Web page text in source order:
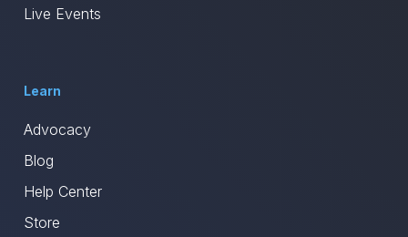
Live Events
Learn
Advocacy
Blog
Help Center
Store